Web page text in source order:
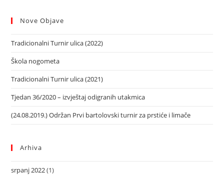
Nove Objave
Tradicionalni Turnir ulica (2022)
Škola nogometa
Tradicionalni Turnir ulica (2021)
Tjedan 36/2020 – izvještaj odigranih utakmica
(24.08.2019.) Održan Prvi bartolovski turnir za prstiće i limače
Arhiva
srpanj 2022(1)